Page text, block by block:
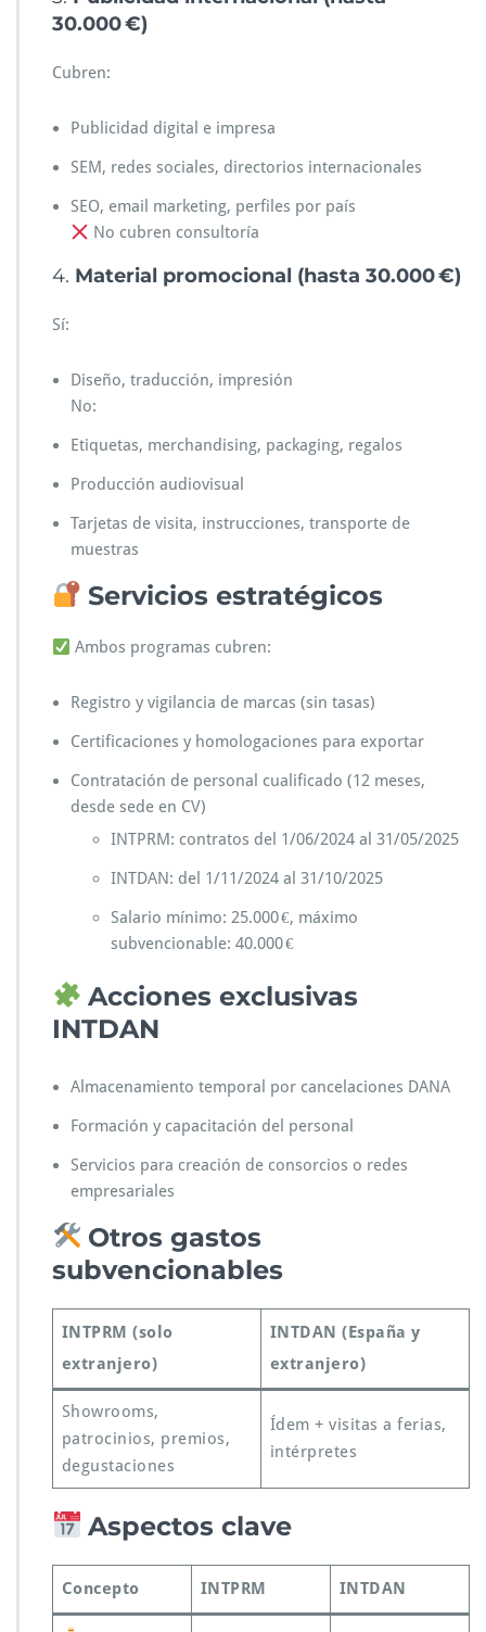
30.000 €)
Cubren:
Publicidad digital e impresa
SEM, redes sociales, directorios internacionales
SEO, email marketing, perfiles por país
No cubren consultoría
4. Material promocional (hasta 30.000 €)
Sí:
Diseño, traducción, impresión
No:
Etiquetas, merchandising, packaging, regalos
Producción audiovisual
Tarjetas de visita, instrucciones, transporte de
muestras
Servicios estratégicos
Ambos programas cubren:
Registro y vigilancia de marcas (sin tasas)
Certificaciones y homologaciones para exportar
Contratación de personal cualificado (12 meses,
desde sede en CV)
INTPRM: contratos del 1/06/2024 al 31/05/2025
INTDAN: del 1/11/2024 al 31/10/2025
Salario mínimo: 25.000 €, máximo
subvencionable: 40.000 €
Acciones exclusivas
INTDAN
Almacenamiento temporal por cancelaciones DANA
Formación y capacitación del personal
Servicios para creación de consorcios o redes
empresariales
Otros gastos
subvencionables
INTPRM (solo
extranjero)
INTDAN (España y
extranjero)
Showrooms,
patrocinios, premios,
degustaciones
Ídem + visitas a ferias,
intérpretes
Aspectos clave
Concepto INTPRM INTDAN